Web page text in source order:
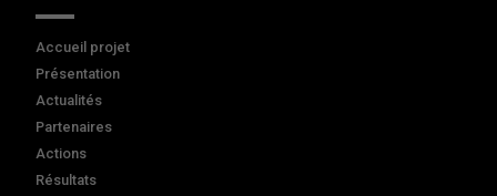
Accueil projet
Présentation
Actualités
Partenaires
Actions
Résultats